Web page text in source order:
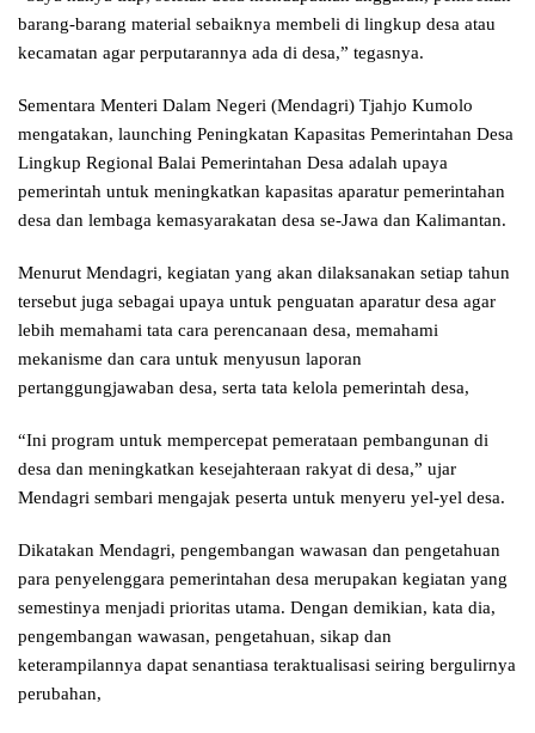
barang-barang material sebaiknya membeli di lingkup desa atau
kecamatan agar perputarannya ada di desa,” tegasnya.
Sementara Menteri Dalam Negeri (Mendagri) Tjahjo Kumolo
mengatakan, launching Peningkatan Kapasitas Pemerintahan Desa
Lingkup Regional Balai Pemerintahan Desa adalah upaya
pemerintah untuk meningkatkan kapasitas aparatur pemerintahan
desa dan lembaga kemasyarakatan desa se-Jawa dan Kalimantan.
Menurut Mendagri, kegiatan yang akan dilaksanakan setiap tahun
tersebut juga sebagai upaya untuk penguatan aparatur desa agar
lebih memahami tata cara perencanaan desa, memahami
mekanisme dan cara untuk menyusun laporan
pertanggungjawaban desa, serta tata kelola pemerintah desa,
“Ini program untuk mempercepat pemerataan pembangunan di
desa dan meningkatkan kesejahteraan rakyat di desa,” ujar
Mendagri sembari mengajak peserta untuk menyeru yel-yel desa.
Dikatakan Mendagri, pengembangan wawasan dan pengetahuan
para penyelenggara pemerintahan desa merupakan kegiatan yang
semestinya menjadi prioritas utama. Dengan demikian, kata dia,
pengembangan wawasan, pengetahuan, sikap dan
keterampilannya dapat senantiasa teraktualisasi seiring bergulirnya
perubahan,